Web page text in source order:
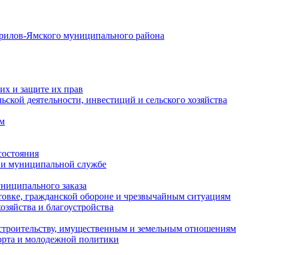
Ямского муниципального района
и защите их прав
деятельности, инвестиций и сельского хозяйства
муниципальной службе
заказа
гражданской обороне и чрезвычайным ситуациям
и благоустройства
имущественным и земельным отношениям
и молодежной политики